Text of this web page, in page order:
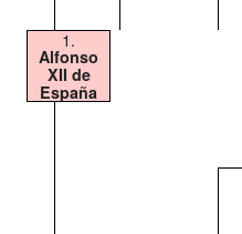
1.
Alfonso
XII de
España